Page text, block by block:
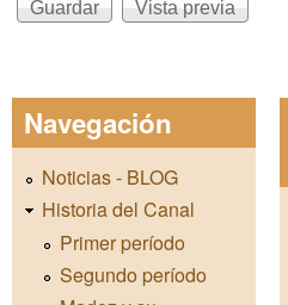
Navegación
Noticias - BLOG
Historia del Canal
Primer período
Segundo período